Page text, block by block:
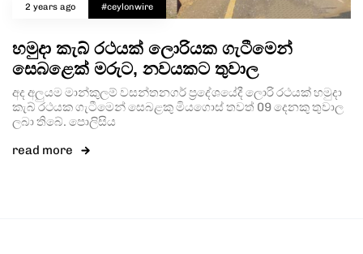
2 years ago #ceylonwire
හමුදා කැබ් රථයක් ලොරියක ගැටීමෙන්
සෙබළෙක් මරුට, නවයකට තුවාල
අද අලුයම මාන්කුලම් වසන්තනගර් ප්‍රදේශයේදී ලොරි රථයක් හමුදා
කැබ් රථයක ගැටීමෙන් සෙබළකු මියගොස් තවත් 09 දෙනකු තුවාල
ලබා තිබේ. පොලිසිය
read more